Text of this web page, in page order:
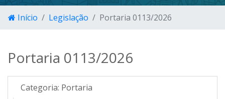
Início Legislação Portaria 0113/2026
Portaria 0113/2026
Categoria: Portaria